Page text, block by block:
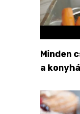
Minden
a